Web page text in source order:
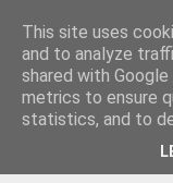
Au
La connerie étant le
entrevoir une
de communication
This site uses
and to analyze
shared with
metrics to ensure
statistics, and to